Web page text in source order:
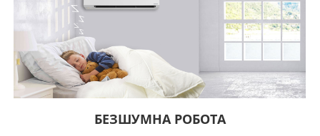
БЕЗШУМНА РОБОТА